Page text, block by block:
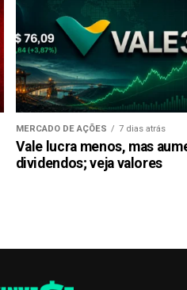
MERCADO DE AÇÕES 7 dias atrás
Vale lucra menos, mas
dividendos; veja valores